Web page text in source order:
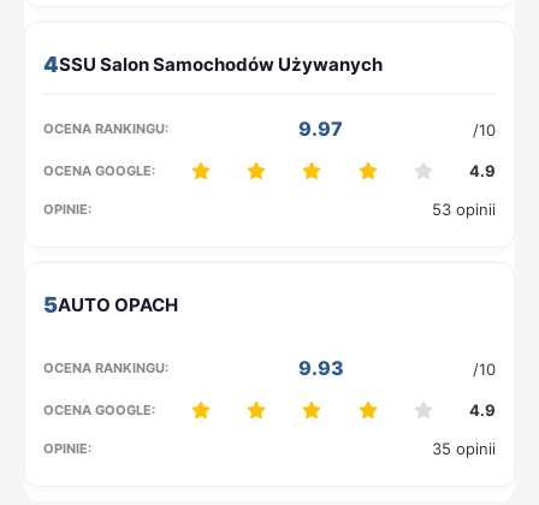
4
9.97 /10
4.9
53 opinii
5
9.93 /10
4.9
35 opinii